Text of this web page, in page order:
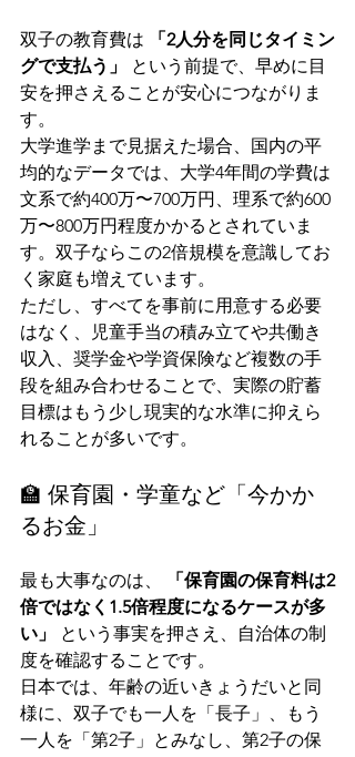
双子の教育費は
「2人分を同じタイミン
グで支払う」
という前提で、早めに目
安を押さえることが安心につながりま
す。
大学進学まで見据えた場合、国内の平
均的なデータでは、大学4年間の学費は
文系で約400万〜700万円、理系で約600
万〜800万円程度かかるとされていま
す。双子ならこの2倍規模を意識してお
く家庭も増えています。
ただし、すべてを事前に用意する必要
はなく、児童手当の積み立てや共働き
収入、奨学金や学資保険など複数の手
段を組み合わせることで、実際の貯蓄
目標はもう少し現実的な水準に抑えら
れることが多いです。
🏫 保育園・学童など「今かか
るお金」
最も大事なのは、
「保育園の保育料は2
倍ではなく1.5倍程度になるケースが多
い」
という事実を押さえ、自治体の制
度を確認することです。
日本では、年齢の近いきょうだいと同
様に、双子でも一人を「長子」、もう
一人を「第2子」とみなし、第2子の保